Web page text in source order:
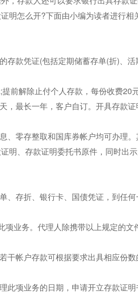
明怎么开?下面由小编为读者进行
存款凭证(包括定期储蓄存单(折)、
前解除止付个人存款，每份收费20元
最长一年，客户自订。开具存款
、零存整取和国库券帐户均可办理
明、存款证明委托书原件，同时出
、存折、银行卡、国债凭证，到任
业务。代理人除携带以上规定的
干帐户存款可根据要求出具相应份
此项业务的日期，申请开立存款证